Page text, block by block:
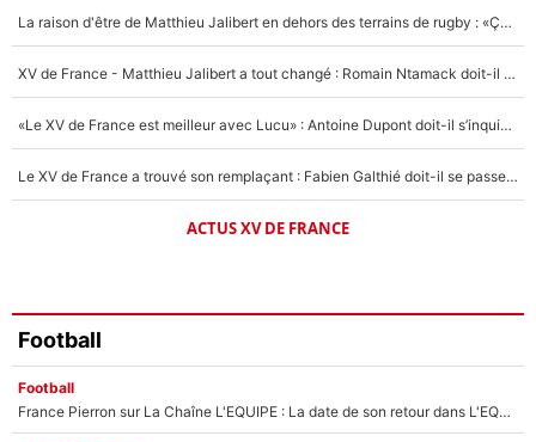
5% La raison d'être de Matthieu Jalibert en dehors des terrains de rugby : «Ça m'atteint autant que si tu touches à un membre de ma famille»
XV de France - Matthieu Jalibert a tout changé : Romain Ntamack doit-il s’inquiéter pour sa place à un an de la Coupe du monde ?
«Le XV de France est meilleur avec Lucu» : Antoine Dupont doit-il s’inquiéter pour sa place ?
Le XV de France a trouvé son remplaçant : Fabien Galthié doit-il se passer d'Antoine Dupont ?
ACTUS XV DE FRANCE
Football
Football
France Pierron sur La Chaîne L'EQUIPE : La date de son retour dans L'EQUIPE de Choc est connue... et c'était très attendu